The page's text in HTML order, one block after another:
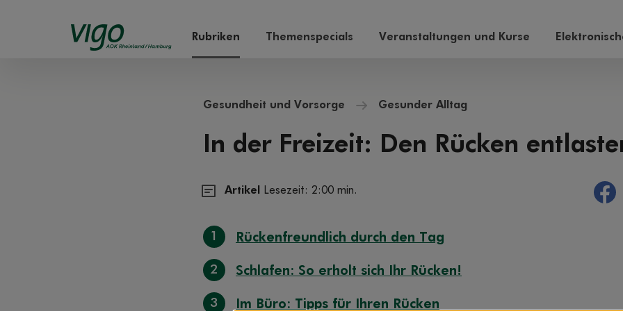
Rubriken Themenspecials Veranstaltungen und Kurse
Gesundheit und Vorsorge Gesunder Alltag
In der Freizeit: Den Rücken
Artikel Lesezeit: 2:00 min.
1 Rückenfreundlich durch den Tag
2 Schlafen: So erholt sich Ihr Rücken!
3 Im Büro: Tipps für Ihren Rücken